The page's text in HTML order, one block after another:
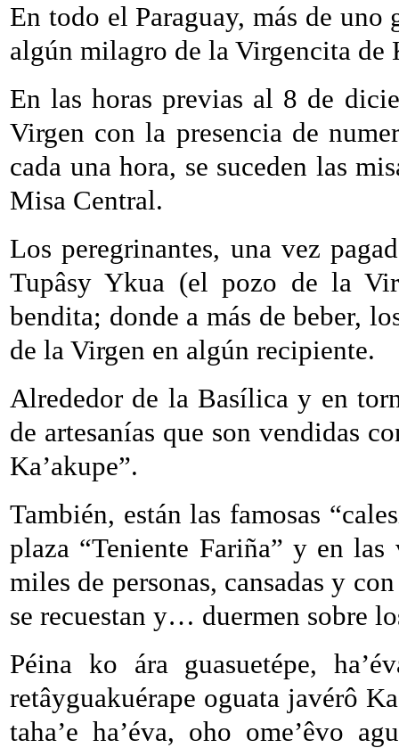
En todo el Paraguay, más de uno
algún milagro de la Virgencita de
En las horas previas al 8 de
Virgen con la presencia de
cada una hora, se suceden las
Misa Central.
Los peregrinantes, una vez
Tupâsy Ykua (el pozo de la
bendita; donde a más de beber,
de la Virgen en algún recipiente.
Alrededor de la Basílica y en
de artesanías que son vendidas
Ka’akupe”.
También, están las famosas
plaza “Teniente Fariña” y en
miles de personas, cansadas y
se recuestan y… duermen sobre
Péina ko ára guasuetépe,
retâyguakuérape oguata javérô
taha’e ha’éva, oho ome’êvo